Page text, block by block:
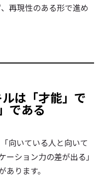
再現性のある形で進め
は「才能」で
である
向いている人と向いて
ーション力の差が出る」
ります。